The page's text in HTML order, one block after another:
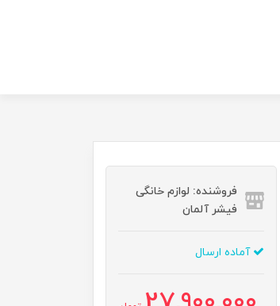
فروشنده: لوازم خانگی
فیشر آلمان
آماده ارسال